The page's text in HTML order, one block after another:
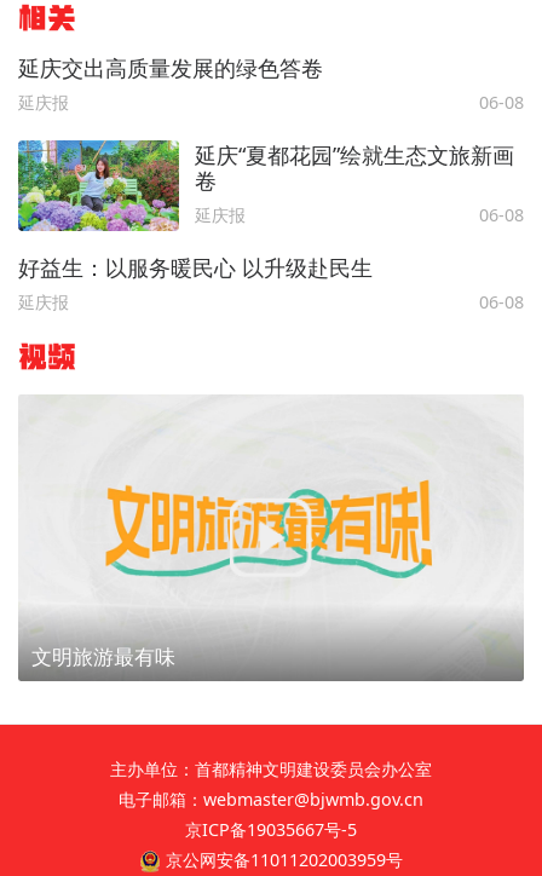
相关
延庆交出高质量发展的绿色答卷
延庆报 06-08
延庆“夏都花园”绘就生态文旅新画
卷
延庆报 06-08
好益生：以服务暖民心 以升级赴民生
延庆报 06-08
视频
文明旅游最有味
主办单位：首都精神文明建设委员会办公室
电子邮箱：webmaster@bjwmb.gov.cn
京ICP备19035667号-5
京公网安备11011202003959号